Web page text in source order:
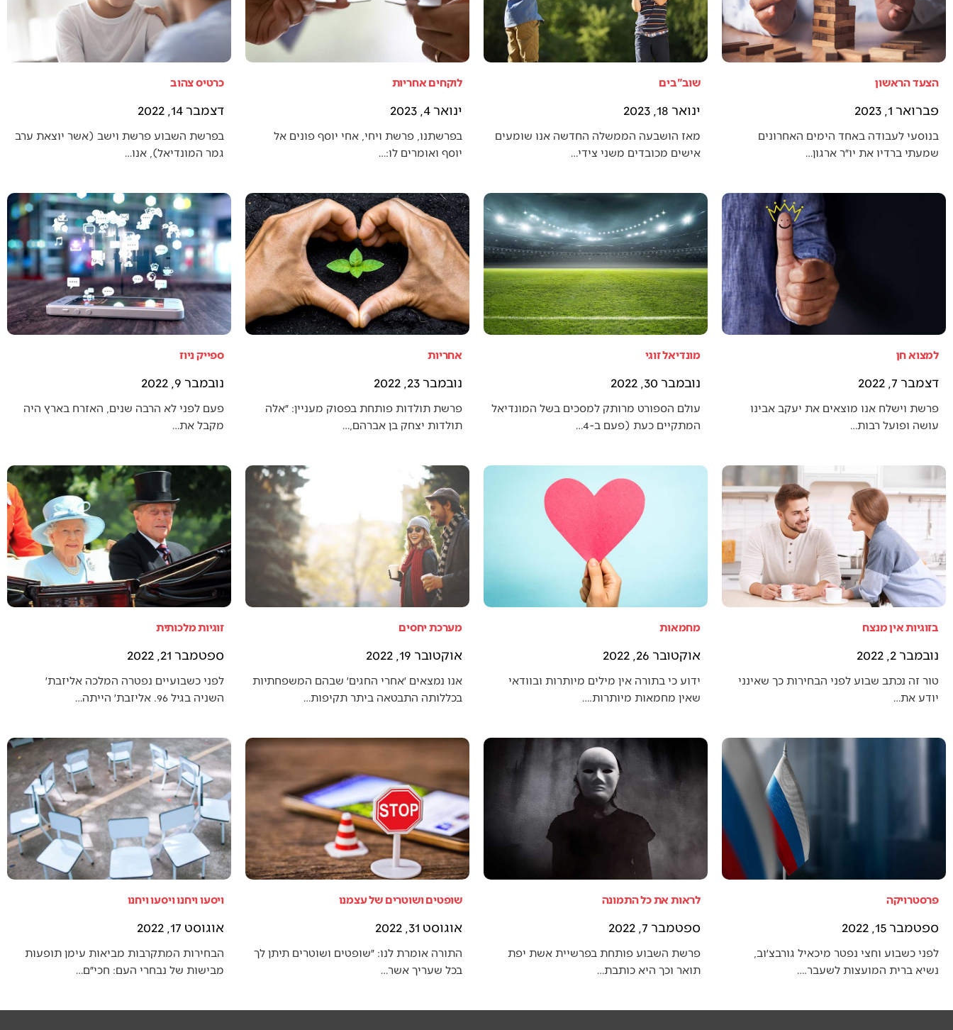
הצעד הראשון
פברואר 1, 2023
בנוסעי לעבודה באחד הימים האחרונים
שמעתי ברדיו את יו״ר ארגון…
שוב"בים
ינואר 18, 2023
מאז הושבעה הממשלה החדשה אנו שומעים
אישים מכובדים משני צידי…
לוקחים אחריות
ינואר 4, 2023
בפרשתנו, פרשת ויחי, אחי יוסף פונים אל
יוסף ואומרים לו:…
כרטיס צהוב
דצמבר 14, 2022
בפרשת השבוע פרשת וישב (אשר יוצאת ערב
גמר המונדיאל), אנו…
למצוא חן
דצמבר 7, 2022
פרשת וישלח אנו מוצאים את יעקב אבינו
עושה ופועל רבות…
מונדיאל זוגי
נובמבר 30, 2022
עולם הספורט מרותק למסכים בשל המונדיאל
המתקיים כעת (פעם ב-4…
אחריות
נובמבר 23, 2022
פרשת תולדות פותחת בפסוק מעניין: ״אלה
תולדות יצחק בן אברהם,…
ספייק ניוז
נובמבר 9, 2022
פעם לפני לא הרבה שנים, האזרח בארץ היה
מקבל את…
בזוגיות אין מנצח
נובמבר 2, 2022
טור זה נכתב שבוע לפני הבחירות כך שאינני
יודע את…
מחמאות
אוקטובר 26, 2022
ידוע כי בתורה אין מילים מיותרות ובוודאי
שאין מחמאות מיותרות.…
מערכת יחסים
אוקטובר 19, 2022
אנו נמצאים ׳אחרי החגים׳ שבהם המשפחתיות
בכללותה התבטאה ביתר תקיפות…
זוגיות מלכותית
ספטמבר 21, 2022
לפני כשבועיים נפטרה המלכה אליזבת׳
השניה בגיל 96. אליזבת׳ הייתה…
פרסטרויקה
ספטמבר 15, 2022
לפני כשבוע וחצי נפטר מיכאיל גורבצ׳וב,
נשיא ברית המועצות לשעבר.…
לראות את כל התמונה
ספטמבר 7, 2022
פרשת השבוע פותחת בפרשיית אשת יפת
תואר וכך היא כותבת…
שופטים ושוטרים של עצמנו
אוגוסט 31, 2022
התורה אומרת לנו: ״שופטים ושוטרים תיתן לך
בכל שעריך אשר…
ויסעו ויחנו ויסעו ויחנו
אוגוסט 17, 2022
הבחירות המתקרבות מביאות עימן תופעות
מבישות של נבחרי העם: חכי״ם…